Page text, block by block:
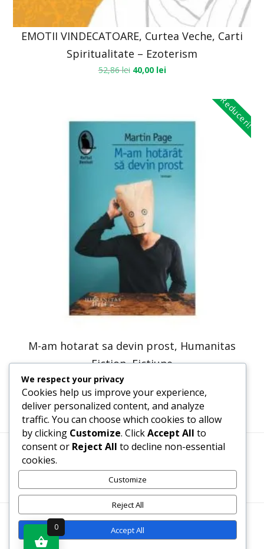
EMOTII VINDECATOARE, Curtea Veche, Carti
Spiritualitate – Ezoterism
52,86lei 40,00 lei
Reduceri!
M-am hotarat sa devin prost, Humanitas
Fiction, Fictiune
30,66lei
Termeni, Condiții & Protecția Datelor (GDPR)
WWW.RECENZII-CARTI.RO ©2026 TOATE DREPTURILE
REZERVATE
We respect your privacy
Cookies help us improve your experience,
deliver personalized content, and analyze
traffic. You can choose which cookies to allow
by clicking Customize. ClickAccept All to
consent or Reject All to decline non-essential
cookies.
Customize
Reject All
Accept All
0